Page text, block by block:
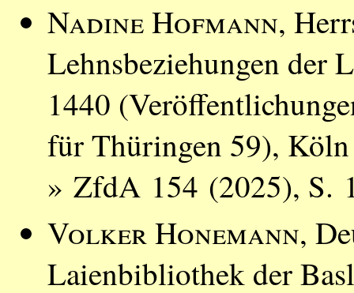
Nadine Hofmann,
Lehnsbeziehungen der
1440
für Thüringen 59),
» ZfdA 154 (2025), S.
Volker Honemann,
Laienbibliothek der